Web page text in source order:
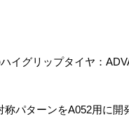
イグリップタイヤ：
称パターンをA052用に開